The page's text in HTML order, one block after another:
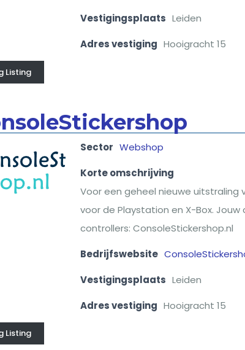
Vestigingsplaats Leiden
Adres vestiging Hooigracht 15
Listing
Sector Webshop
Korte omschrijving
Voor een geheel nieuwe uitstraling
voor de Playstation en X-Box.
controllers: ConsoleStickershop.nl
Bedrijfswebsite
Vestigingsplaats Leiden
Adres vestiging Hooigracht 15
Listing